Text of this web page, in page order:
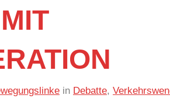
in Debatte,